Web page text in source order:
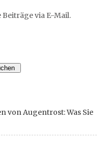
via E-Mail.
von Augentrost: Was Sie